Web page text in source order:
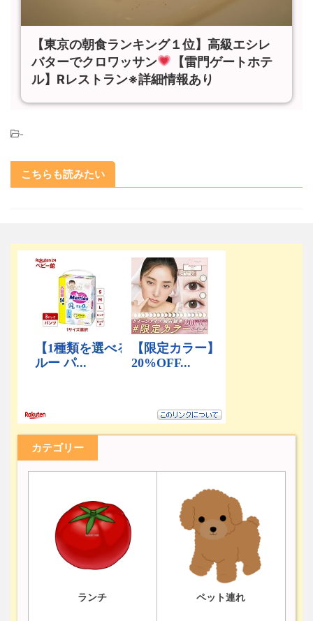
【東京の朝食ランキング１位】高級エシレ
バターでクロワッサン
【雷門ゲートホテ
ル】Rレストラン※詳細情報あり
-
こちらも読みたい
カテゴリー
ランチ ペット連れ